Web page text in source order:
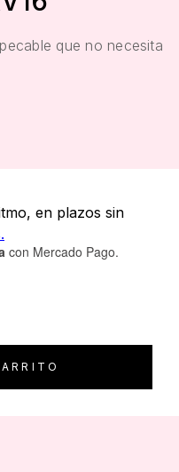
que no necesita
con Mercado Pago.